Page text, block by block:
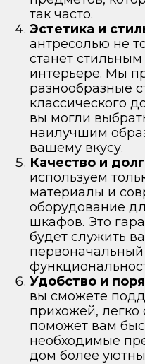
так часто.
Эстетика и
антресолью не
станет
интерьере. Мы
разнообразные
классического
вы могли
наилучшим
вашему вкусу.
Качество и
используем
материалы и
оборудование
шкафов. Это
будет служить
Удобство и
вы сможете
прихожей, легко
поможет вам
необходимые
дом более